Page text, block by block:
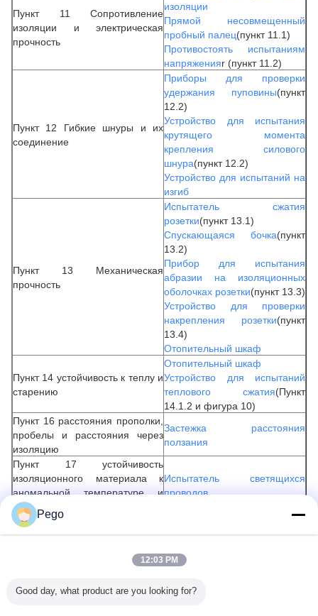
Пункт 11 Сопротивление
изоляции и электрическая
прочность
изоляции
Прямой несовмещенный
пробный палец(пункт 11.1)
Противостоять испытаниям
напряженияr (пункт 11.2)
Пункт 12 Гибкие шнуры и их
соединение
Приборы для проверки
удержания пуповины(пункт
12.2)
Устройство для испытания
крутящего момента
крепления силового
шнура(пункт 12.2)
Устройство для испытаний на
изгиб
Пункт 13 Механическая
прочность
Испытатель сжатия
розетки(пункт 13.1)
Спускающаяся бочка(пункт
13.2)
Прибор для испытания
абразии на изоляционных
оболочках розетки(пункт 13.3)
Устройство для проверки
накрепления розетки(пункт
13.4)
Отопительный шкаф
Пункт 14 устойчивость к теплу и
старению
Отопительный шкаф
Устройство для испытаний
теплового сжатия(Пункт
14.1.2 и фигура 10)
Пункт 16 расстояния прополки,
пробелы и расстояния через
изоляцию
Застежка расстояния
ползания
Пункт 17 устойчивость
изоляционного материала к
аномальной температуре и
огню
Испытатель светящихся
проводов
Числовые показатели
Идите и не ходите
взаимозаменяемости
взаимозаменяемости
Recommended Products
Pego
12:03 PM
Good day, what product are you looking for?